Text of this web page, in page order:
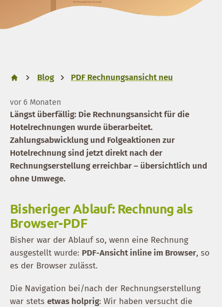
Blog PDF Rechnungsansicht neu
vor 6 Monaten
Längst überfällig: Die Rechnungsansicht für die
Hotelrechnungen wurde überarbeitet.
Zahlungsabwicklung und Folgeaktionen zur
Hotelrechnung sind jetzt direkt nach der
Rechnungserstellung erreichbar – übersichtlich und
ohne Umwege.
Bisheriger Ablauf: Rechnung als
Browser-PDF
Bisher war der Ablauf so, wenn eine Rechnung
ausgestellt wurde: PDF-Ansicht inline im Browser, so
es der Browser zulässt.
Die Navigation bei/nach der Rechnungserstellung
war stets etwas holprig: Wir haben versucht die